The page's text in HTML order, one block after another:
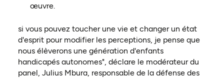
œuvre.
si vous pouvez toucher une vie et changer un état
d'esprit pour modifier les perceptions, je pense que
nous élèverons une génération d'enfants
handicapés autonomes", déclare le modérateur du
panel, Julius Mbura, responsable de la défense des